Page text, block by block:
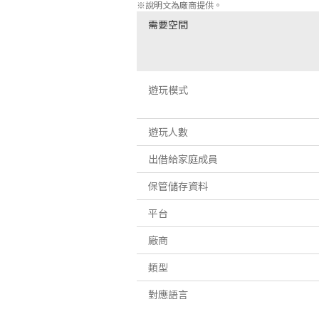
※說明文為廠商提供。
需要空間
遊玩模式
遊玩人數
出借給家庭成員
保管儲存資料
平台
廠商
類型
對應語言